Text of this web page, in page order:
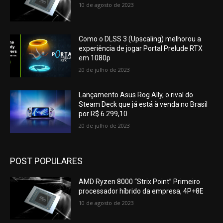
10 de agosto de 2023
Como o DLSS 3 (Upscaling) melhorou a
experiência de jogar Portal Prelude RTX
em 1080p
20 de julho de 2023
Lançamento Asus Rog Ally, o rival do
Steam Deck que já está à venda no Brasil
por R$ 6.299,10
20 de julho de 2023
POST POPULARES
AMD Ryzen 8000 “Strix Point” Primeiro
processador híbrido da empresa, 4P+8E
10 de agosto de 2023